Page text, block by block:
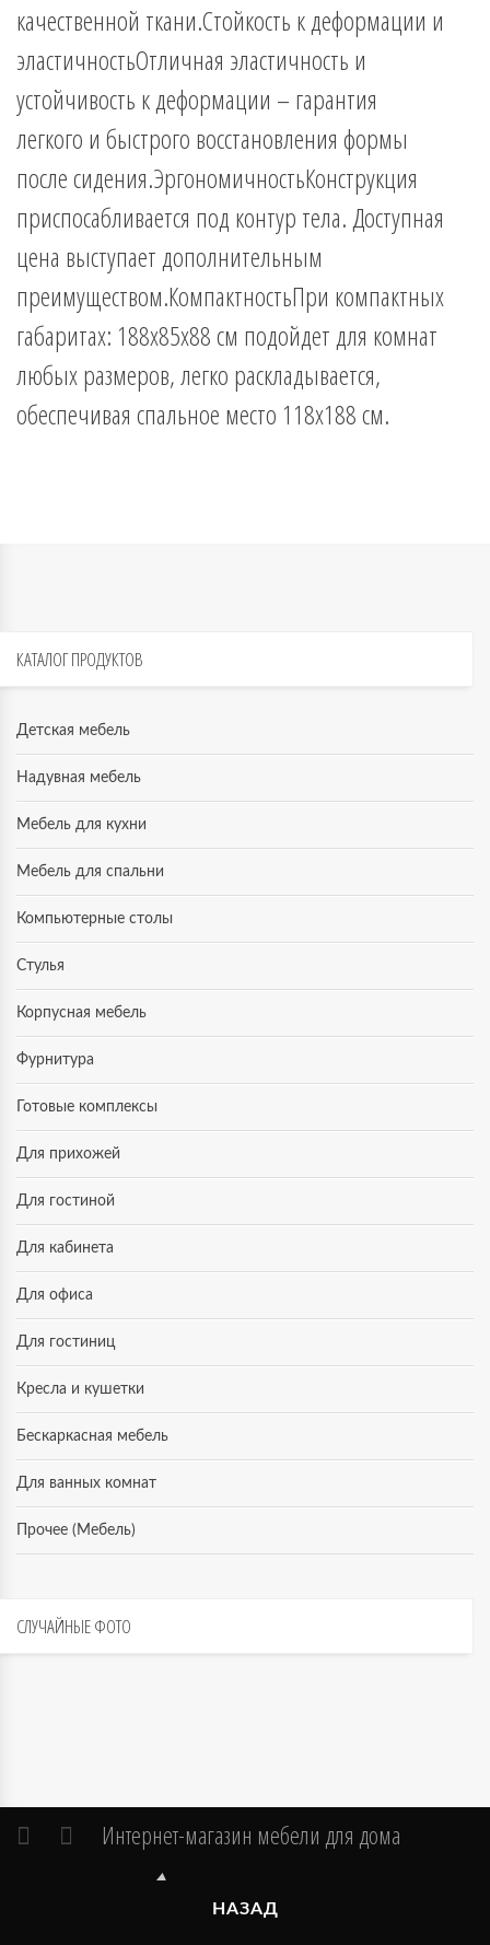
качественной ткани.Стойкость к деформации и
эластичностьОтличная эластичность и
устойчивость к деформации – гарантия
легкого и быстрого восстановления формы
после сидения.ЭргономичностьКонструкция
приспосабливается под контур тела. Доступная
цена выступает дополнительным
преимуществом.КомпактностьПри компактных
габаритах: 188x85x88 см подойдет для комнат
любых размеров, легко раскладывается,
обеспечивая спальное место 118х188 см.
КАТАЛОГПРОДУКТОВ
Детская мебель
Надувная мебель
Мебель для кухни
Мебель для спальни
Компьютерные столы
Стулья
Корпусная мебель
Фурнитура
Готовые комплексы
Для прихожей
Для гостиной
Для кабинета
Для офиса
Для гостиниц
Кресла и кушетки
Бескаркасная мебель
Для ванных комнат
Прочее (Мебель)
СЛУЧАЙНЫЕФОТО
Интернет-магазин мебели для дома
НАЗАД